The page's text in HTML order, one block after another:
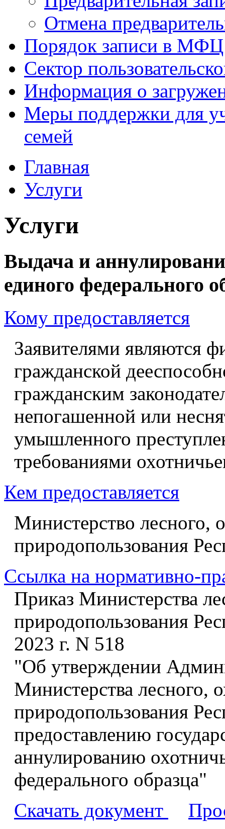
Отмена
Порядок записи в МФЦ
Сектор
Информация о
Меры поддержки для
семей
Главная
Услуги
Услуги
Выдача и
единого федерального
Кому предоставляется
Заявителями являются
гражданской
гражданским
непогашенной или
умышленного
требованиями
Кем предоставляется
Министерство лесного,
природопользования
Ссылка на нормативно-
Приказ Министерства
природопользования
2023 г. N 518
"Об утверждении
Министерства лесного,
природопользования
предоставлению
аннулированию
федерального образца"
Скачать документ